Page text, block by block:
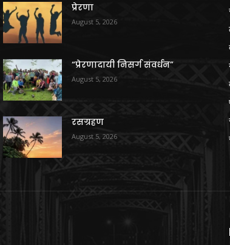
प्रेरणा
August 5, 2026
“प्रेरणादायी निसर्ग संवर्धन”
August 5, 2026
रसग्रहण
August 5, 2026